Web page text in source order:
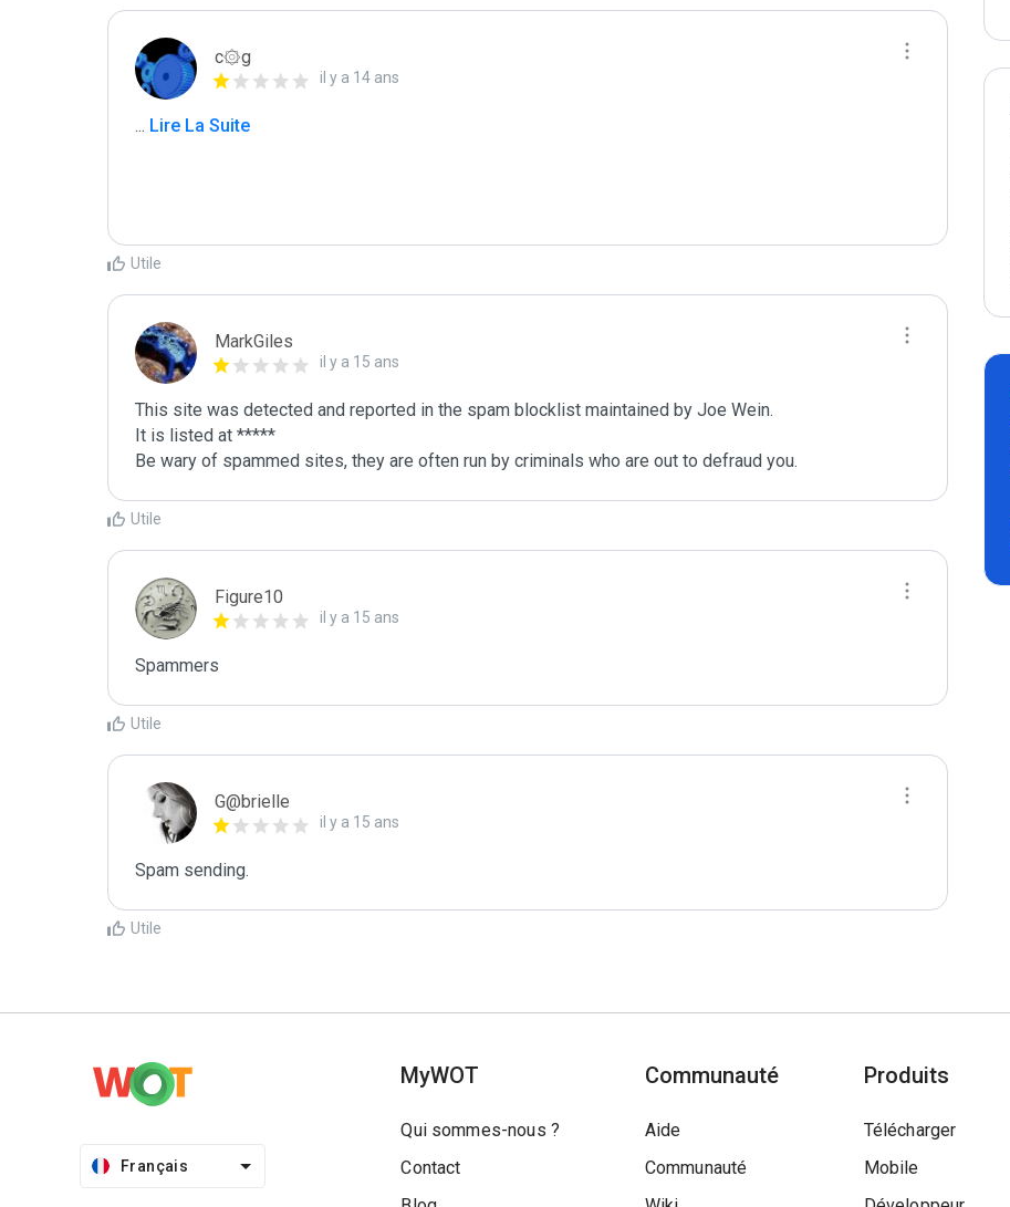
c۞g
il y a 14 ans
... Lire La Suite
Utile
MarkGiles
il y a 15 ans
This site was detected and reported in the spam blocklist maintained by Joe Wein.
It is listed at *****
Be wary of spammed sites, they are often run by criminals who are out to defraud you.
Utile
Figure10
il y a 15 ans
Spammers
Utile
G@brielle
il y a 15 ans
Spam sending.
Utile
Français
MyWOT
Qui sommes-nous ?
Contact
Communauté
Aide
Communauté
Produits
Télécharger
Mobile